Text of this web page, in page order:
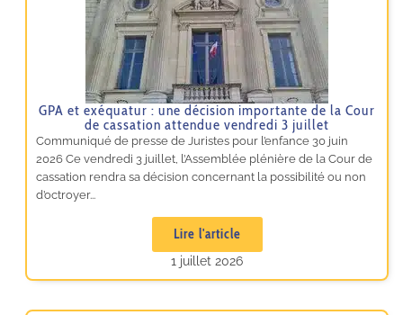
GPA et exéquatur : une décision importante de la Cour
de cassation attendue vendredi 3 juillet
Communiqué de presse de Juristes pour l’enfance 30 juin
2026 Ce vendredi 3 juillet, l’Assemblée plénière de la Cour de
cassation rendra sa décision concernant la possibilité ou non
d’octroyer...
Lire l'article
1 juillet 2026